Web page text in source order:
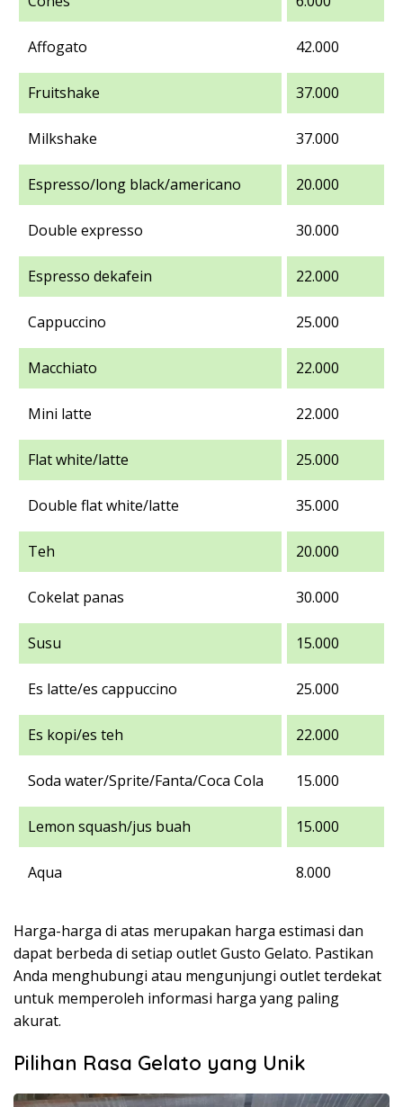
Affogato 42.000
Fruitshake 37.000
Milkshake 37.000
Espresso/long black/americano 20.000
Double expresso 30.000
Espresso dekafein 22.000
Cappuccino 25.000
Macchiato 22.000
Mini latte 22.000
Flat white/latte 25.000
Double flat white/latte 35.000
Teh 20.000
Cokelat panas 30.000
Susu 15.000
Es latte/es cappuccino 25.000
Es kopi/es teh 22.000
Soda water/Sprite/Fanta/Coca Cola 15.000
Lemon squash/jus buah 15.000
Aqua 8.000
Harga-harga di atas merupakan harga estimasi dan
dapat berbeda di setiap outlet Gusto Gelato. Pastikan
Anda menghubungi atau mengunjungi outlet terdekat
untuk memperoleh informasi harga yang paling
akurat.
Pilihan Rasa Gelato yang Unik